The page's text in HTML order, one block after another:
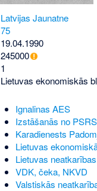
Latvijas Jaunatne
75
19.04.1990
245000
1
Lietuvas ekonomiskās
Ignalinas AES
Izstāšanās no PSRS
Karadienests
Lietuvas
Lietuvas
VDK, čeka, NKVD
Valstiskās